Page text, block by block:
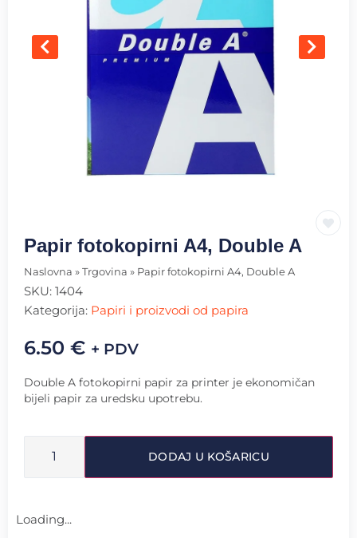
Papir fotokopirni A4, Double A
Naslovna » Trgovina » Papir fotokopirni A4, Double A
SKU: 1404
Kategorija: Papiri i proizvodi od papira
6.50 € + PDV
Double A fotokopirni papir za printer je ekonomičan
bijeli papir za uredsku upotrebu.
DODAJ U KOŠARICU
Loading...